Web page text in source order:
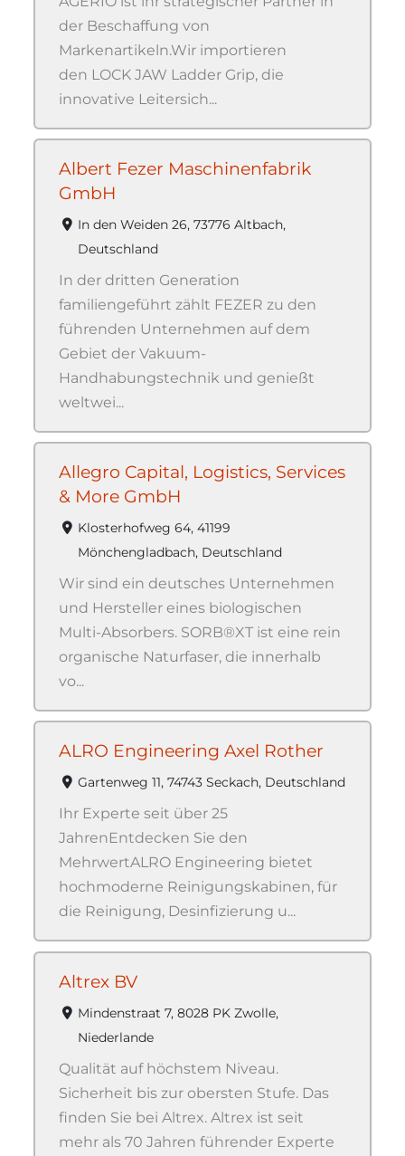
der Beschaffung von
Markenartikeln.Wir importieren
den LOCK JAW Ladder Grip, die
innovative Leitersich...
Albert Fezer Maschinenfabrik
GmbH
In den Weiden 26, 73776 Altbach,
Deutschland
In der dritten Generation
familiengeführt zählt FEZER zu den
führenden Unternehmen auf dem
Gebiet der Vakuum-
Handhabungstechnik und genießt
weltwei...
Allegro Capital, Logistics, Services
& More GmbH
Klosterhofweg 64, 41199
Mönchengladbach, Deutschland
Wir sind ein deutsches Unternehmen
und Hersteller eines biologischen
Multi-Absorbers. SORB®XT ist eine rein
organische Naturfaser, die innerhalb
vo...
ALRO Engineering Axel Rother
Gartenweg 11, 74743 Seckach, Deutschland
Ihr Experte seit über 25
JahrenEntdecken Sie den
MehrwertALRO Engineering bietet
hochmoderne Reinigungskabinen, für
die Reinigung, Desinfizierung u...
Altrex BV
Mindenstraat 7, 8028 PK Zwolle,
Niederlande
Qualität auf höchstem Niveau.
Sicherheit bis zur obersten Stufe. Das
finden Sie bei Altrex. Altrex ist seit
mehr als 70 Jahren führender Experte